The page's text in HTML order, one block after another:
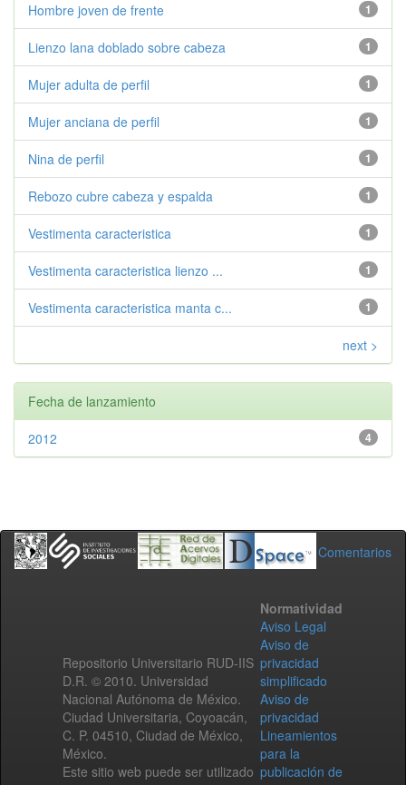
1
Hombre joven de frente
1
Lienzo lana doblado sobre cabeza
1
Mujer adulta de perfil
1
Mujer anciana de perfil
1
Nina de perfil
1
Rebozo cubre cabeza y espalda
1
Vestimenta caracteristica
1
Vestimenta caracteristica lienzo ...
1
Vestimenta caracteristica manta c...
next >
Fecha de lanzamiento
4
2012
Comentarios
Repositorio Universitario RUD-IIS
D.R. © 2010. Universidad
Nacional Autónoma de México.
Ciudad Universitaria, Coyoacán,
C. P. 04510, Ciudad de México,
México.
Este sitio web puede ser utilizado
Normatividad
Aviso Legal
Aviso de
privacidad
simplificado
Aviso de
privacidad
Lineamientos
para la
publicación de